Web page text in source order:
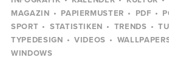
MAGAZIN
PAPIERMUSTER PDF
SPORT
STATISTIKEN TRENDS
TYPEDESIGN
VIDEOS
WINDOWS